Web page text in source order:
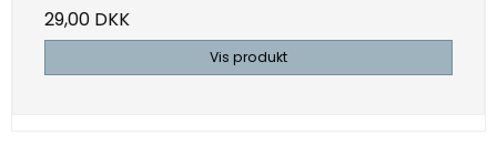
29,00 DKK
Vis produkt